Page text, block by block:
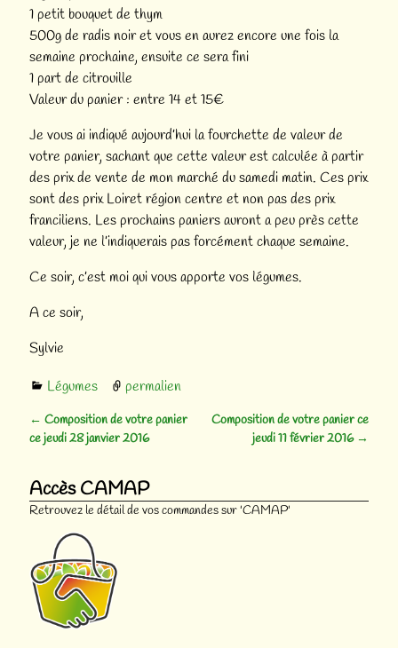
1 petit bouquet de thym
500g de radis noir et vous en aurez encore une fois la
semaine prochaine, ensuite ce sera fini
1 part de citrouille
Valeur du panier : entre 14 et 15€
Je vous ai indiqué aujourd’hui la fourchette de valeur de
votre panier, sachant que cette valeur est calculée à partir
des prix de vente de mon marché du samedi matin. Ces prix
sont des prix Loiret région centre et non pas des prix
franciliens. Les prochains paniers auront a peu près cette
valeur, je ne l’indiquerais pas forcément chaque semaine.
Ce soir, c’est moi qui vous apporte vos légumes.
A ce soir,
Sylvie
Légumes permalien
Navigation des articles
← Composition de votre panier
ce jeudi 28 janvier 2016
Composition de votre panier ce
jeudi 11 février 2016 →
Accès CAMAP
Retrouvez le détail de vos commandes sur 'CAMAP'